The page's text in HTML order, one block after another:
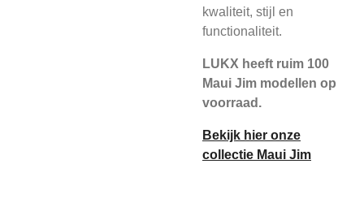
kwaliteit, stijl en
functionaliteit.
LUKX heeft ruim 100
Maui Jim modellen op
voorraad.
Bekijk hier onze
collectie Maui Jim